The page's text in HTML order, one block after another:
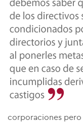
corporaciones pero